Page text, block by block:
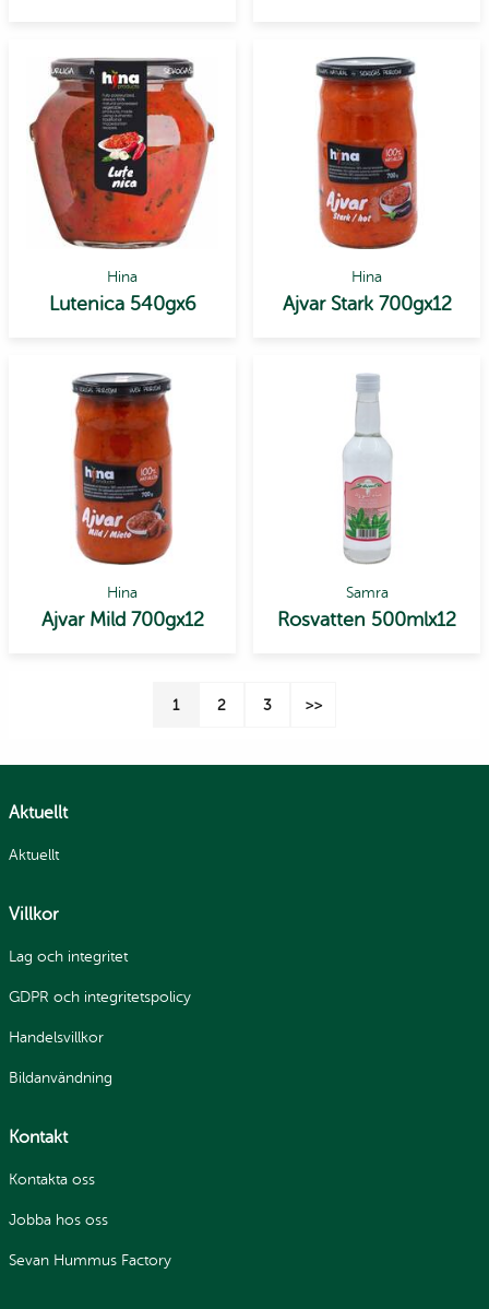
Hina
Lutenica 540gx6
Hina
Ajvar Stark 700gx12
Hina
Ajvar Mild 700gx12
Samra
Rosvatten 500mlx12
1 2 3 >>
Aktuellt
Aktuellt
Villkor
Lag och integritet
GDPR och integritetspolicy
Handelsvillkor
Bildanvändning
Kontakt
Kontakta oss
Jobba hos oss
Sevan Hummus Factory